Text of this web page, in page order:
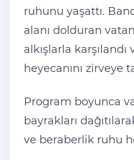
ruhunu yaşattı.
alanı dolduran
alkışlarla karşılandı
heyecanını zirveye
Program boyunca
bayrakları
ve beraberlik ruhu